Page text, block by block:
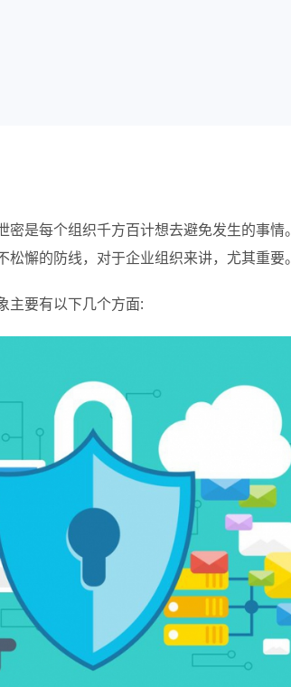
是每个组织千方百计想去避免发生的事情。
懈的防线，对于企业组织来讲，尤其重要。
主要有以下几个方面: